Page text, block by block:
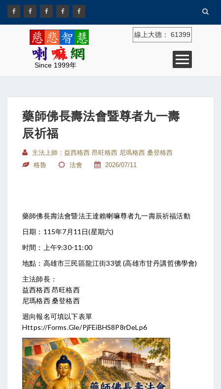
Since 1999年
線上大德： 61399
藥師佛長壽法會暨尊者九一壽
辰祈福
主法上師：益西格西 昂旺格西 尼瑪格西 桑登格西
格魯
法會 2026/07/11
藥師佛長壽法會暨法王達賴喇嘛尊者九一壽辰祈福活動
日期：115年7月11日(星期六)
时間：上午9:30-11:00
地點：高雄市三民區龍江街33號 (高雄市甘丹講哲佛學會)
主法師長：
益西格西 昂旺格西
尼瑪格西 桑登格西
迴向報名可填以下表單
Https://forms.gle/pjFEiBHS8P8rDeLp6